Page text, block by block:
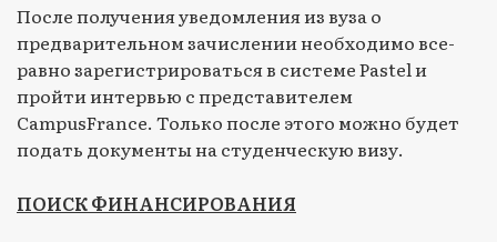
После получения уведомления из вуза о
предварительном зачислении необходимо все-
равно зарегистрироваться в системе Pastel и
пройти интервью с представителем
CampusFrance. Только после этого можно будет
подать документы на студенческую визу.
ПОИСК ФИНАНСИРОВАНИЯ